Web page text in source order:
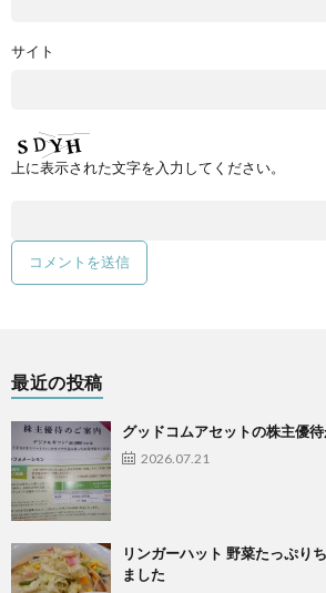
サイト
上に表示された文字を入力してください。
最近の投稿
グッドコムアセットの株主優
2026.07.21
リンガーハット 野菜たっぷり
ました